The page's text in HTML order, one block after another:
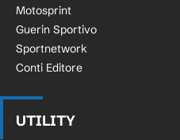
Motosprint
Guerin Sportivo
Sportnetwork
Conti Editore
UTILITY